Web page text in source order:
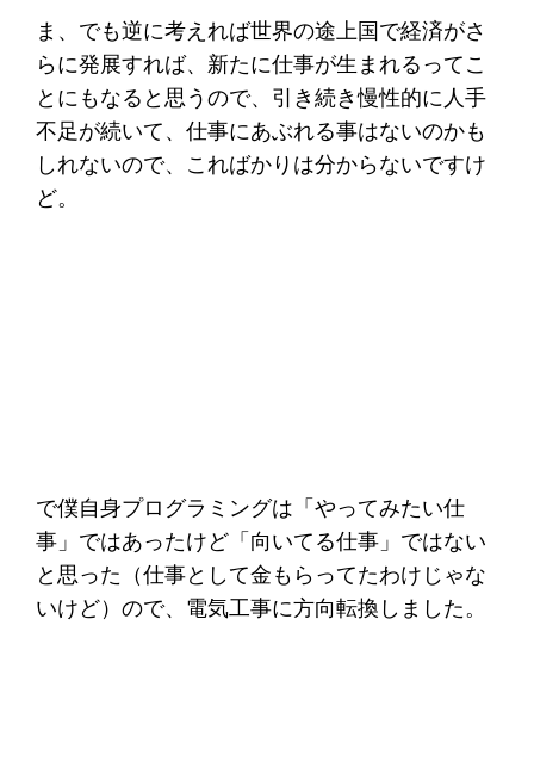
ま、でも逆に考えれば世界の途上国で経済がさ
らに発展すれば、新たに仕事が生まれるってこ
とにもなると思うので、引き続き慢性的に人手
不足が続いて、仕事にあぶれる事はないのかも
しれないので、こればかりは分からないですけ
ど。
で僕自身プログラミングは「やってみたい仕
事」ではあったけど「向いてる仕事」ではない
と思った（仕事として金もらってたわけじゃな
いけど）ので、電気工事に方向転換しました。